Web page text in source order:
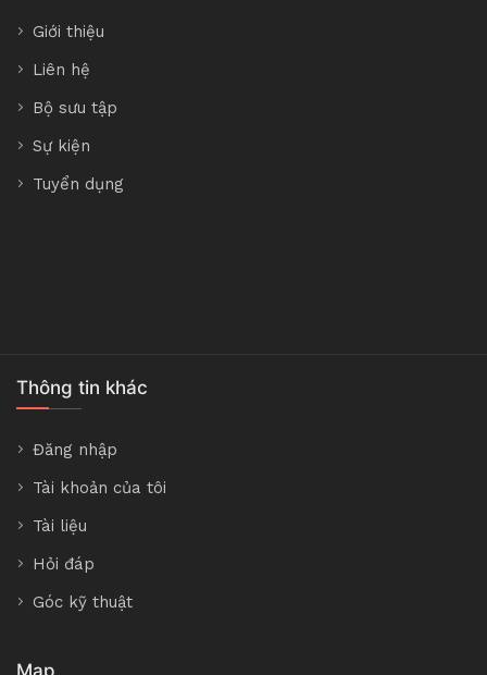
Giới thiệu
Liên hệ
Bộ sưu tập
Sự kiện
Tuyển dụng
Thông tin khác
Đăng nhập
Tài khoản của tôi
Tài liệu
Hỏi đáp
Góc kỹ thuật